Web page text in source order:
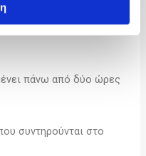
ή αντίστοιχες τροφές
πάνω από δύο ώρες
συντηρούνται στο